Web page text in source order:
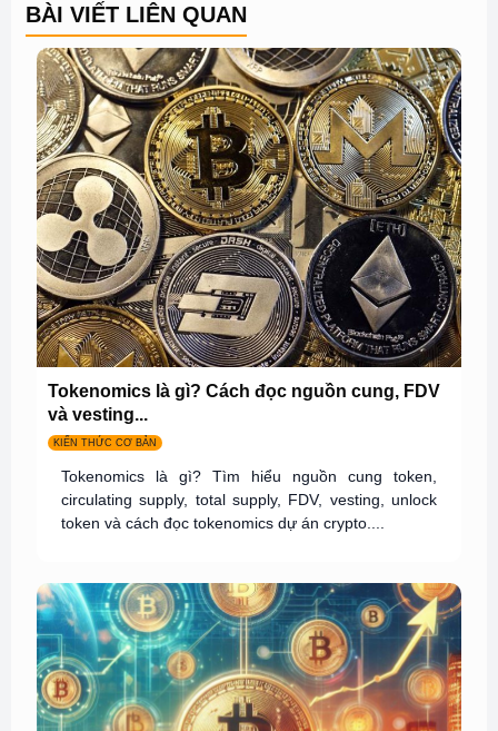
BÀI VIẾT LIÊN QUAN
Tokenomics là gì? Cách đọc nguồn cung, FDV
và vesting...
KIẾN THỨC CƠ BẢN
Tokenomics là gì? Tìm hiểu nguồn cung token,
circulating supply, total supply, FDV, vesting, unlock
token và cách đọc tokenomics dự án crypto....